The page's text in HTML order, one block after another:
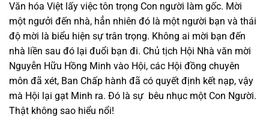
Văn hóa Việt lấy việc tôn trọng Con người làm gốc. Mời
một ngưởi đến nhà, hẳn nhiên đó là một người bạn và thái
độ mời là biểu hiện sự trân trọng. Không ai mời bạn đến
nhà liền sau đó lại đuổi bạn đi. Chủ tịch Hội Nhà văn mời
Nguyễn Hữu Hồng Minh vào Hội, các Hội đồng chuyên
môn đã xét, Ban Chấp hành đã có quyết định kết nạp, vậy
mà Hội lại gạt Minh ra. Đó là sự bêu nhục một Con Người.
Thật không sao hiểu nổi!